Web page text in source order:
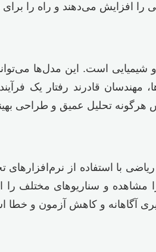
را افزایش می‌دهند و راه را
است. این مدل‌ها
مهندسان قادرند رفتار یک
هرگونه تحلیل عمیق و طراحی
با استفاده از
مشاهده و سناریوهای مختلف
آگاهانه و کاهش آزمون و خطا